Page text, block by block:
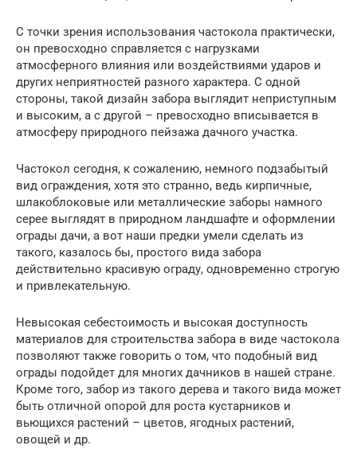
С точки зрения использования частокола практически,
он превосходно справляется с нагрузками
атмосферного влияния или воздействиями ударов и
других неприятностей разного характера. С одной
стороны, такой дизайн забора выглядит неприступным
и высоким, а с другой – превосходно вписывается в
атмосферу природного пейзажа дачного участка.
Частокол сегодня, к сожалению, немного подзабытый
вид ограждения, хотя это странно, ведь кирпичные,
шлакоблоковые или металлические заборы намного
серее выглядят в природном ландшафте и оформлении
ограды дачи, а вот наши предки умели сделать из
такого, казалось бы, простого вида забора
действительно красивую ограду, одновременно строгую
и привлекательную.
Невысокая себестоимость и высокая доступность
материалов для строительства забора в виде частокола
позволяют также говорить о том, что подобный вид
ограды подойдет для многих дачников в нашей стране.
Кроме того, забор из такого дерева и такого вида может
быть отличной опорой для роста кустарников и
вьющихся растений – цветов, ягодных растений,
овощей и др.